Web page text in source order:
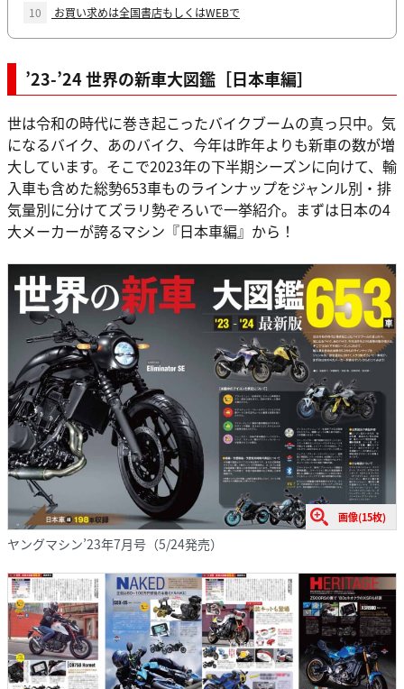
10
お買い求めは全国書店もしくはWEBで
’23-’24 世界の新車大図鑑［日本車編］
世は令和の時代に巻き起こったバイクブームの真っ只中。気
になるバイク、あのバイク、今年は昨年よりも新車の数が増
大しています。そこで2023年の下半期シーズンに向けて、輸
入車も含めた総勢653車ものラインナップをジャンル別・排
気量別に分けてズラリ勢ぞろいで一挙紹介。まずは日本の4
大メーカーが誇るマシン『日本車編』から！
画像(15枚)
ヤングマシン’23年7月号（5/24発売）